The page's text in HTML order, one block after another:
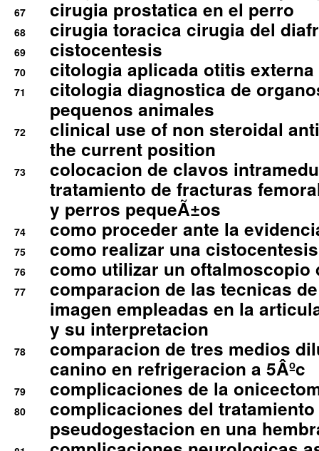
67 cirugia prostatica en el perro
68 cirugia toracica cirugia del
69 cistocentesis
70 citologia aplicada otitis externa
71
citologia diagnostica de
pequenos animales
72
clinical use of non steroidal
the current position
73
colocacion de clavos
tratamiento de fracturas
y perros pequeÃ±os
74 como proceder ante la
75 como realizar una
76 como utilizar un oftalmoscopio
77
comparacion de las tecnicas
imagen empleadas en la
y su interpretacion
78
comparacion de tres medios
canino en refrigeracion a 5Âºc
79 complicaciones de la
80
complicaciones del
pseudogestacion en una